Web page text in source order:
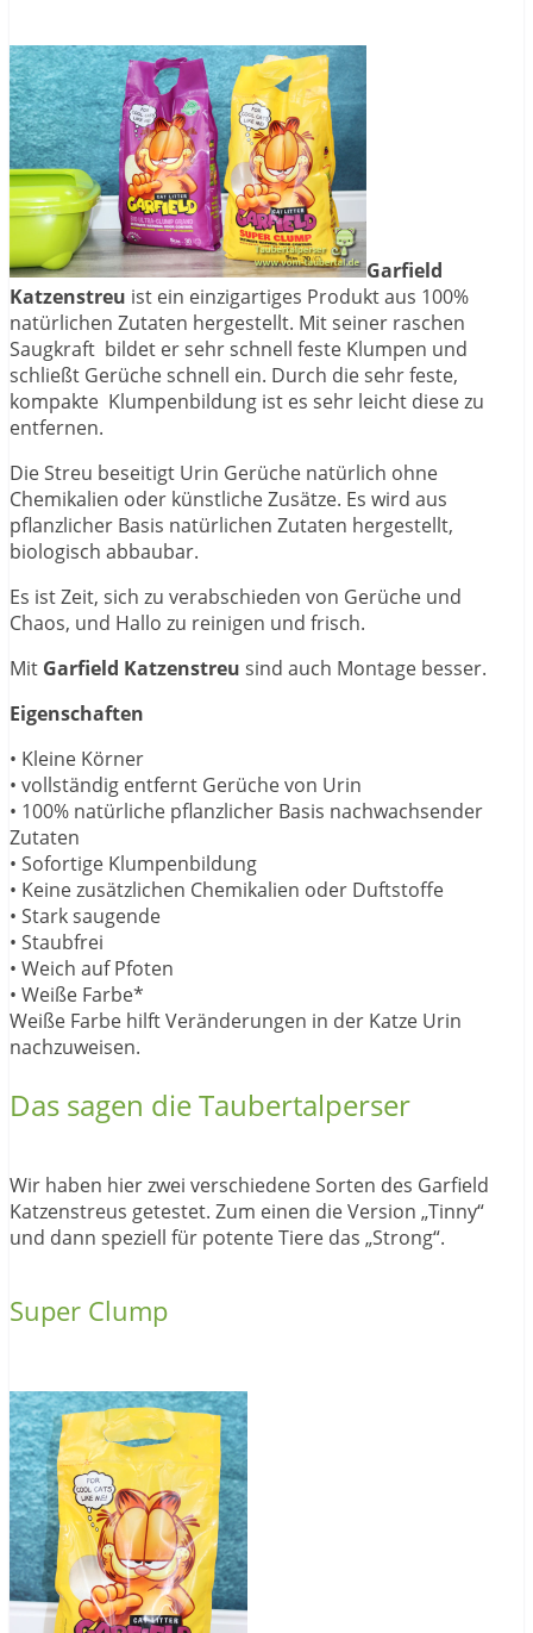
Garfield
Katzenstreu ist ein einzigartiges Produkt aus 100%
natürlichen Zutaten hergestellt. Mit seiner raschen
Saugkraft bildet er sehr schnell feste Klumpen und
schließt Gerüche schnell ein. Durch die sehr feste,
kompakte Klumpenbildung ist es sehr leicht diese zu
entfernen.
Die Streu beseitigt Urin Gerüche natürlich ohne
Chemikalien oder künstliche Zusätze. Es wird aus
pflanzlicher Basis natürlichen Zutaten hergestellt,
biologisch abbaubar.
Es ist Zeit, sich zu verabschieden von Gerüche und
Chaos, und Hallo zu reinigen und frisch.
Mit Garfield Katzenstreu sind auch Montage besser.
Eigenschaften
• Kleine Körner
• vollständig entfernt Gerüche von Urin
• 100% natürliche pflanzlicher Basis nachwachsender
Zutaten
• Sofortige Klumpenbildung
• Keine zusätzlichen Chemikalien oder Duftstoffe
• Stark saugende
• Staubfrei
• Weich auf Pfoten
• Weiße Farbe*
Weiße Farbe hilft Veränderungen in der Katze Urin
nachzuweisen.
Das sagen die Taubertalperser
Wir haben hier zwei verschiedene Sorten des Garfield
Katzenstreus getestet. Zum einen die Version „Tinny“
und dann speziell für potente Tiere das „Strong“.
Super Clump